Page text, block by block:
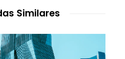
Similares